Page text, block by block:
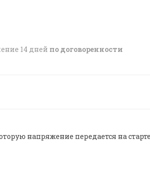
14 дней по договоренности
напряжение передается на